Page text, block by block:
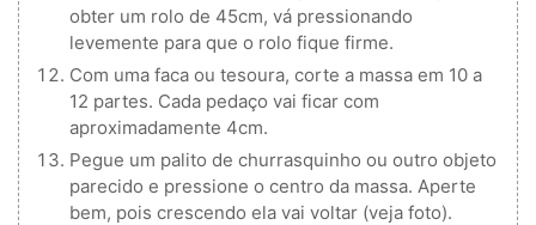
obter um rolo de 45cm, vá pressionando
levemente para que o rolo fique firme.
Com uma faca ou tesoura, corte a massa em 10 a
12 partes. Cada pedaço vai ficar com
aproximadamente 4cm.
Pegue um palito de churrasquinho ou outro objeto
parecido e pressione o centro da massa. Aperte
bem, pois crescendo ela vai voltar (veja foto).